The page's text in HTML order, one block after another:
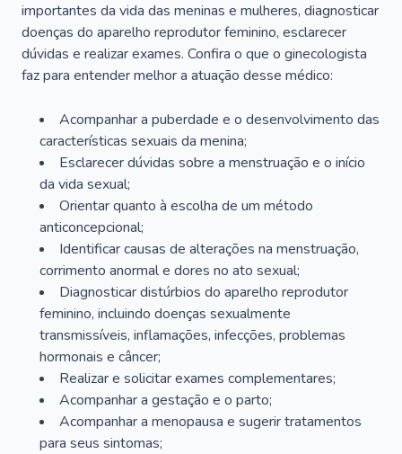
importantes da vida das meninas e mulheres, diagnosticar
doenças do aparelho reprodutor feminino, esclarecer
dúvidas e realizar exames. Confira o que o ginecologista
faz para entender melhor a atuação desse médico:
Acompanhar a puberdade e o desenvolvimento das
características sexuais da menina;
Esclarecer dúvidas sobre a menstruação e o início
da vida sexual;
Orientar quanto à escolha de um método
anticoncepcional;
Identificar causas de alterações na menstruação,
corrimento anormal e dores no ato sexual;
Diagnosticar distúrbios do aparelho reprodutor
feminino, incluindo doenças sexualmente
transmissíveis, inflamações, infecções, problemas
hormonais e câncer;
Realizar e solicitar exames complementares;
Acompanhar a gestação e o parto;
Acompanhar a menopausa e sugerir tratamentos
para seus sintomas;